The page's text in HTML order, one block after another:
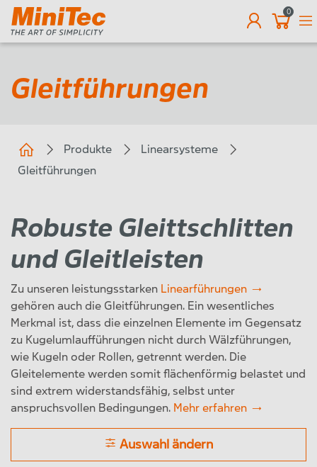
0
Gleitführungen
Produkte
Linearsysteme
Gleitführungen
Robuste Gleittschlitten
und Gleitleisten
Zu unseren leistungsstarken Linearführungen
gehören auch die Gleitführungen. Ein wesentliches
Merkmal ist, dass die einzelnen Elemente im Gegensatz
zu Kugelumlaufführungen nicht durch Wälzführungen,
wie Kugeln oder Rollen, getrennt werden. Die
Gleitelemente werden somit flächenförmig belastet und
sind extrem widerstandsfähig, selbst unter
anspruchsvollen Bedingungen. Mehr erfahren
Auswahl ändern